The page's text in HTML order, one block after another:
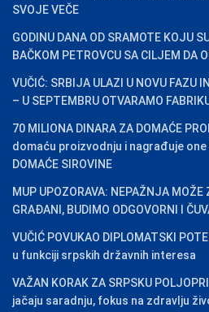
SVOJE VEČE
GODINU DANA OD SRAMOTE KOJU
BAČKOM PETROVCU SA CILJEM DA
VUČIĆ: SRBIJA ULAZI U NOVU FAZU
– U SEPTEMBRU OTVARAMO
70 MILIONA DINARA ZA DOMAĆE
domaću proizvodnju i nagrađuje one
DOMAĆE SIROVINE
MUP UPOZORAVA: NEPAŽNJA MOŽE
GRAĐANI, BUDIMO ODGOVORNI I
VUČIĆ POVUKAO DIPLOMATSKI
u funkciji srpskih državnih interesa
VAŽAN KORAK ZA SRPSKU
jačaju saradnju, fokus na zdravlju